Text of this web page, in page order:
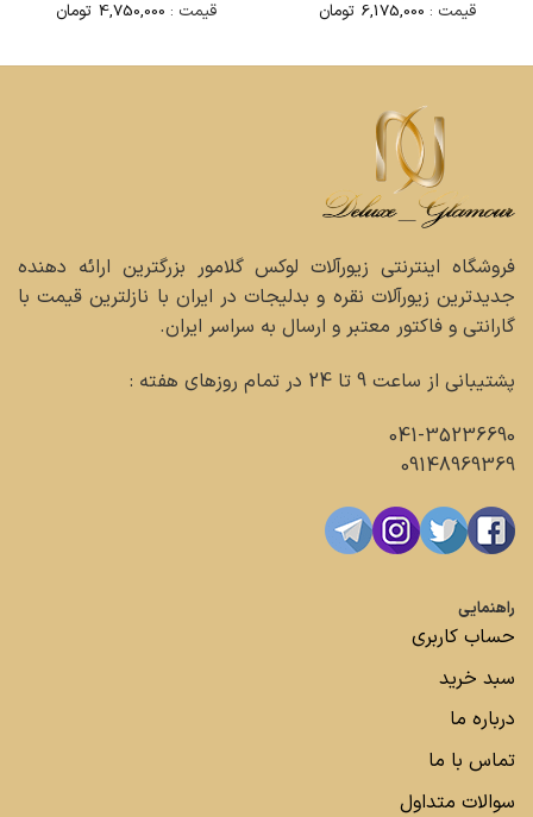
قیمت : 6,175,000 تومان قیمت : 4,750,000 تومان
فروشگاه اینترنتی زیورآلات لوکس گلامور بزرگترین ارائه دهنده
جدیدترین زیورآلات نقره و بدلیجات در ایران با نازلترین قیمت با
گارانتی و فاکتور معتبر و ارسال به سراسر ایران.
پشتیبانی از ساعت 9 تا 24 در تمام روزهای هفته :
041-35236690
09148969369
راهنمایی
حساب کاربری
سبد خرید
درباره ما
تماس با ما
سوالات متداول